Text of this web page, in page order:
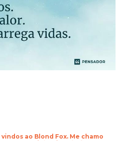
ao Blond Fox. Me chamo